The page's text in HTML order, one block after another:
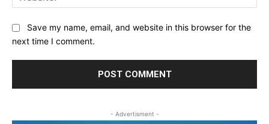
Save my name, email, and website in this browser for the
next time I comment.
- Advertisment -